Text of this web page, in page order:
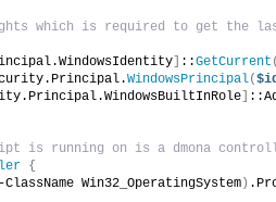
which is required to get the
] ::GetCurrent
WindowsPrincipal($id
]
is running on is a dmona
{
ClassName Win32_OperatingSystem)